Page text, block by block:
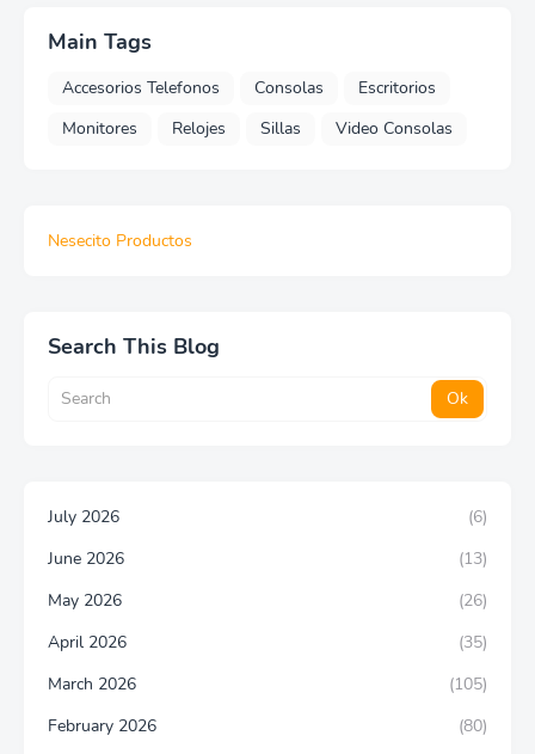
Main Tags
Accesorios Telefonos Consolas
Escritorios
Monitores
Relojes Sillas Video Consolas
Nesecito Productos
Search This Blog
July 2026
(6)
June 2026
(13)
May 2026
(26)
April 2026
(35)
March 2026
(105)
February 2026
(80)